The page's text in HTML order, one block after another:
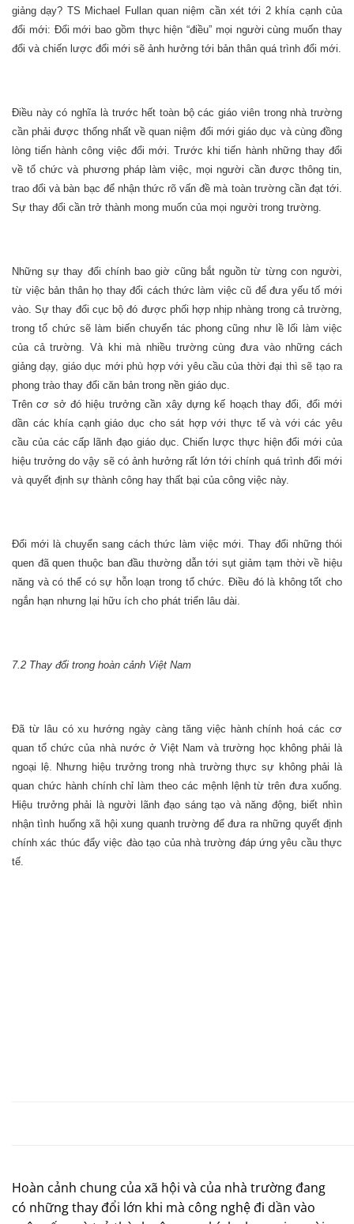
giảng dạy? TS Michael Fullan quan niệm cần xét tới 2 khía cạnh của
đổi mới: Đổi mới bao gồm thực hiện “điều” mọi người cùng muốn thay
đổi và chiến lược đổi mới sẽ ảnh hưởng tới bản thân quá trình đổi mới.
Điều này có nghĩa là trước hết toàn bộ các giáo viên trong nhà trường
cần phải được thống nhất về quan niệm đổi mới giáo dục và cùng đồng
lòng tiến hành công việc đổi mới. Trước khi tiến hành những thay đổi
về tổ chức và phương pháp làm việc, mọi người cần được thông tin,
trao đổi và bàn bạc để nhận thức rõ vấn đề mà toàn trường cần đạt tới.
Sự thay đổi cần trở thành mong muốn của mọi người trong trường.
Những sự thay đổi chính bao giờ cũng bắt nguồn từ từng con người,
từ việc bản thân họ thay đổi cách thức làm việc cũ để đưa yếu tố mới
vào. Sự thay đổi cục bộ đó được phối hợp nhịp nhàng trong cả trường,
trong tổ chức sẽ làm biến chuyển tác phong cũng như lề lối làm việc
của cả trường. Và khi mà nhiều trường cùng đưa vào những cách
giảng dạy, giáo dục mới phù hợp với yêu cầu của thời đại thì sẽ tạo ra
phong trào thay đổi căn bản trong nền giáo dục.
Trên cơ sở đó hiệu trưởng cần xây dựng kế hoạch thay đổi, đổi mới
dần các khía cạnh giáo dục cho sát hợp với thực tế và với các yêu
cầu của các cấp lãnh đạo giáo dục. Chiến lược thực hiện đổi mới của
hiệu trưởng do vậy sẽ có ảnh hưởng rất lớn tới chính quá trình đổi mới
và quyết định sự thành công hay thất bại của công việc này.
Đổi mới là chuyển sang cách thức làm việc mới. Thay đổi những thói
quen đã quen thuộc ban đầu thường dẫn tới sụt giảm tạm thời về hiệu
năng và có thể có sự hỗn loạn trong tổ chức. Điều đó là không tốt cho
ngắn hạn nhưng lại hữu ích cho phát triển lâu dài.
7.2 Thay đổi trong hoàn cảnh Việt Nam
Đã từ lâu có xu hướng ngày càng tăng việc hành chính hoá các cơ
quan tổ chức của nhà nước ở Việt Nam và trường học không phải là
ngoại lệ. Nhưng hiệu trưởng trong nhà trường thực sự không phải là
quan chức hành chính chỉ làm theo các mệnh lệnh từ trên đưa xuống.
Hiệu trưởng phải là người lãnh đạo sáng tạo và năng động, biết nhìn
nhận tình huống xã hội xung quanh trường để đưa ra những quyết định
chính xác thúc đẩy việc đào tạo của nhà trường đáp ứng yêu cầu thực
tế.
Hoàn cảnh chung của xã hội và của nhà trường đang
có những thay đổi lớn khi mà công nghệ đi dần vào